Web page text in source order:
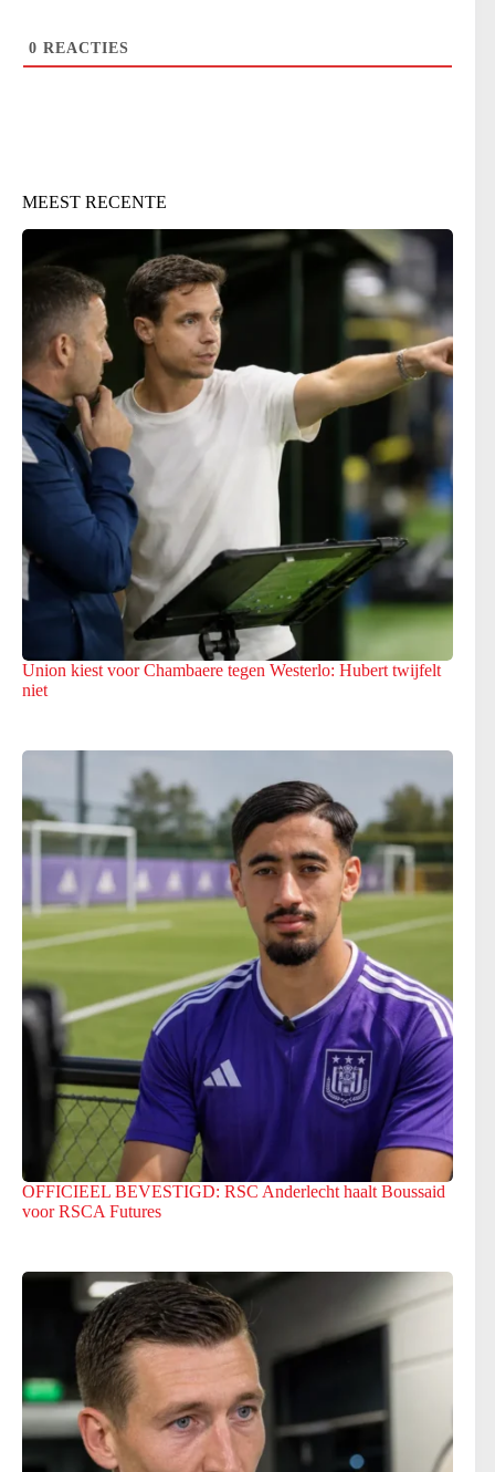
0 REACTIES
MEEST RECENTE
Union kiest voor Chambaere tegen Westerlo: Hubert twijfelt
niet
OFFICIEEL BEVESTIGD: RSC Anderlecht haalt Boussaid
voor RSCA Futures